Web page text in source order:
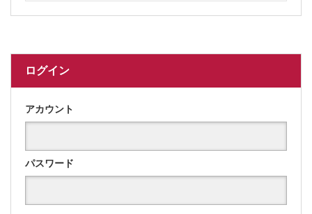
ログイン
アカウント
パスワード